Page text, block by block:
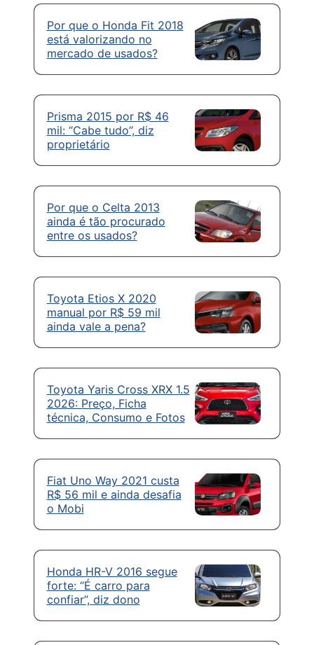
Por que o Honda Fit 2018
está valorizando no
mercado de usados?
Prisma 2015 por R$ 46
mil: “Cabe tudo”, diz
proprietário
Por que o Celta 2013
ainda é tão procurado
entre os usados?
Toyota Etios X 2020
manual por R$ 59 mil
ainda vale a pena?
Toyota Yaris Cross XRX 1.5
2026: Preço, Ficha
técnica, Consumo e Fotos
Fiat Uno Way 2021 custa
R$ 56 mil e ainda desafia
o Mobi
Honda HR-V 2016 segue
forte: “É carro para
confiar”, diz dono